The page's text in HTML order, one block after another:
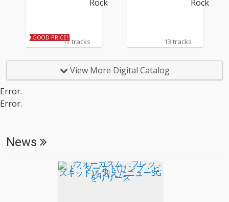
GOOD PRICE!17 tracks 13 tracks
View More Digital Catalog
Error.
Error.
News